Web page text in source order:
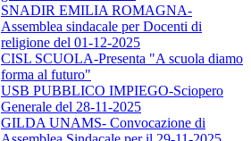
SNADIR EMILIA ROMAGNA-
Assemblea sindacale per Docenti di
religione del 01-12-2025
CISL SCUOLA-Presenta "A scuola diamo
forma al futuro"
USB PUBBLICO IMPIEGO-Sciopero
Generale del 28-11-2025
GILDA UNAMS- Convocazione di